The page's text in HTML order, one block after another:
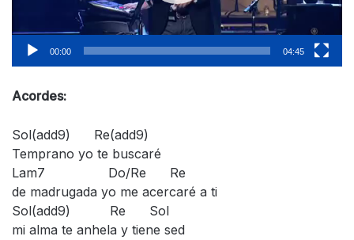
00:00 04:45
Acordes:
Sol(add9) Re(add9)
Temprano yo te buscaré
Lam7 Do/Re Re
de madrugada yo me acercaré a ti
Sol(add9) Re Sol
mi alma te anhela y tiene sed